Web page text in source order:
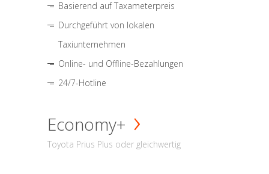
Basierend auf Taxameterpreis
Durchgeführt von lokalen
Taxiunternehmen
Online- und Offline-Bezahlungen
24/7-Hotline
Economy+
Toyota Prius Plus oder gleichwertig